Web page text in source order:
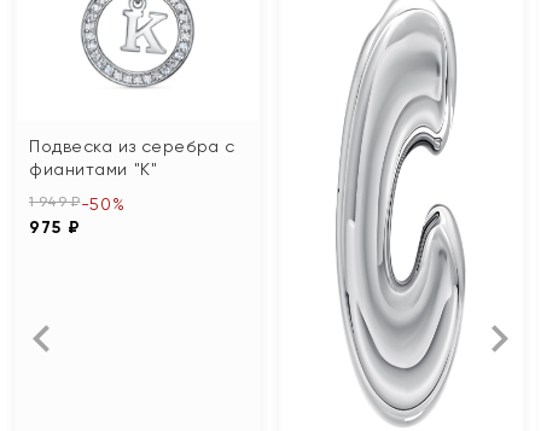
Подвеска из серебра с
фианитами "К"
1 949 ₽
975 ₽
-50%